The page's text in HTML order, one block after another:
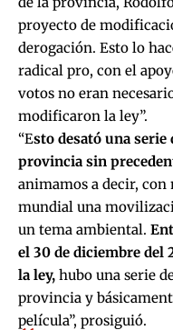
proyecto de
derogación. Esto lo
radical pro, con el
votos no eran
modificaron la ley”.
“Esto desató una
provincia sin
animamos a decir, con
mundial una
un tema ambiental.
el 30 de diciembre del
la ley, hubo una serie
provincia y
película”, prosiguió.